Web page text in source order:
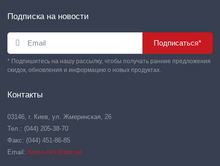
Подписка на новости
Подписаться*
* Подпишитесь на нашу рассылку, чтобы получать ранние предложения
скидок, обновления и информацию о новых продуктах.
Контакты
03146, г. Киев, ул. Жмеринская, 26
Тел.: (044) 205-38-70
Факс: (044) 451-86-85
Email: hansa-flex@ukr.net